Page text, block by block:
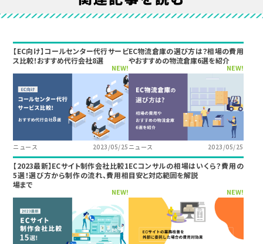
【EC向け】コールセンター代行サービ
ス比較！おすすめ代行会社8選
NEW!
ニュース 2023/05/25
EC物流倉庫の選び方は？相場の費用
やおすすめの物流倉庫6選を紹介
NEW!
ニュース 2023/05/25
【2023最新】ECサイト制作会社比較1
5選！選び方から制作の流れ、費用相
場まで
NEW!
ECコンサルの相場はいくら？費用の
目安と対応範囲を解説
NEW!